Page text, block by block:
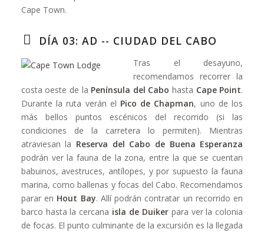
Cape Town.
DÍA 03: AD -- CIUDAD DEL CABO
Tras el desayuno,
recomendamos recorrer la
costa oeste de la Península del Cabo hasta Cape Point.
Durante la ruta verán el Pico de Chapman, uno de los
más bellos puntos escénicos del recorrido (si las
condiciones de la carretera lo permiten). Mientras
atraviesan la Reserva del Cabo de Buena Esperanza
podrán ver la fauna de la zona, entre la que se cuentan
babuinos, avestruces, antílopes, y por supuesto la fauna
marina, como ballenas y focas del Cabo. Recomendamos
parar en Hout Bay. Allí podrán contratar un recorrido en
barco hasta la cercana isla de Duikerpara ver la colonia
de focas. El punto culminante de la excursión es la llegada